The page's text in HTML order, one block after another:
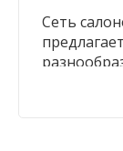
Сеть